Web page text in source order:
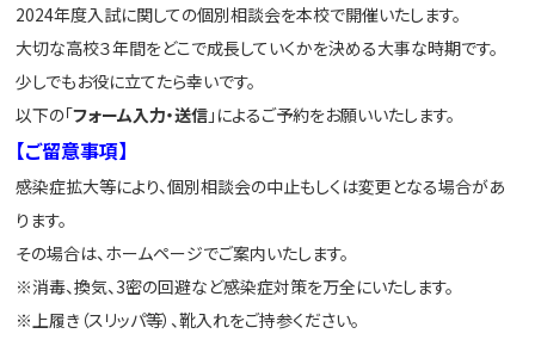
2024年度入試に関しての個別相談会を本校で開催いたします。
大切な高校３年間をどこで成長していくかを決める大事な時期です。
少しでもお役に立てたら幸いです。
以下の「フォーム入力・送信 」によるご予約をお願いいたします。
【ご留意事項】
感染症拡大等により、個別相談会の中止もしくは変更となる場合があ
ります。
その場合は、ホームページでご案内いたします。
※消毒、換気、3密の回避など感染症対策を万全にいたします。
※上履き（スリッパ等）、靴入れをご持参ください。